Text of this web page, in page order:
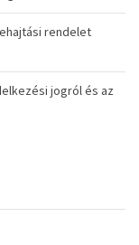
rendelet
jogról és az